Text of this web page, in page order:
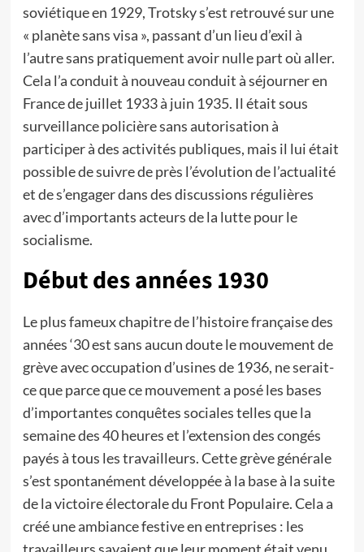
soviétique en 1929, Trotsky s’est retrouvé sur une
« planète sans visa », passant d’un lieu d’exil à
l’autre sans pratiquement avoir nulle part où aller.
Cela l’a conduit à nouveau conduit à séjourner en
France de juillet 1933 à juin 1935. Il était sous
surveillance policière sans autorisation à
participer à des activités publiques, mais il lui était
possible de suivre de près l’évolution de l’actualité
et de s’engager dans des discussions régulières
avec d’importants acteurs de la lutte pour le
socialisme.
Début des années 1930
Le plus fameux chapitre de l’histoire française des
années ‘30 est sans aucun doute le mouvement de
grève avec occupation d’usines de 1936, ne serait-
ce que parce que ce mouvement a posé les bases
d’importantes conquêtes sociales telles que la
semaine des 40 heures et l’extension des congés
payés à tous les travailleurs. Cette grève générale
s’est spontanément développée à la base à la suite
de la victoire électorale du Front Populaire. Cela a
créé une ambiance festive en entreprises : les